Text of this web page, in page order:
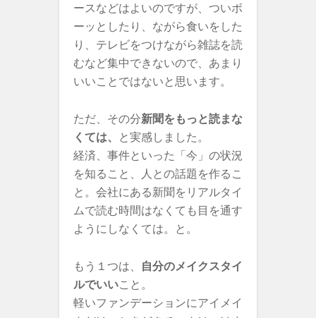
ースなどはよいのですが、ついボ
ーッとしたり、ながら食いをした
り、テレビをつけながら雑誌を読
むなど集中できないので、あまり
いいことではないと思います。
ただ、その分新聞をもっと読まな
くては、
と実感しました。
経済、事件といった「今」の状況
を知ること、人との話題を作るこ
と。会社にある新聞をリアルタイ
ムで読む時間はなくても目を通す
ようにしなくては。と。
もう１つは、
自分のメイクスタイ
ルでいいこと。
軽いファンデーションにアイメイ